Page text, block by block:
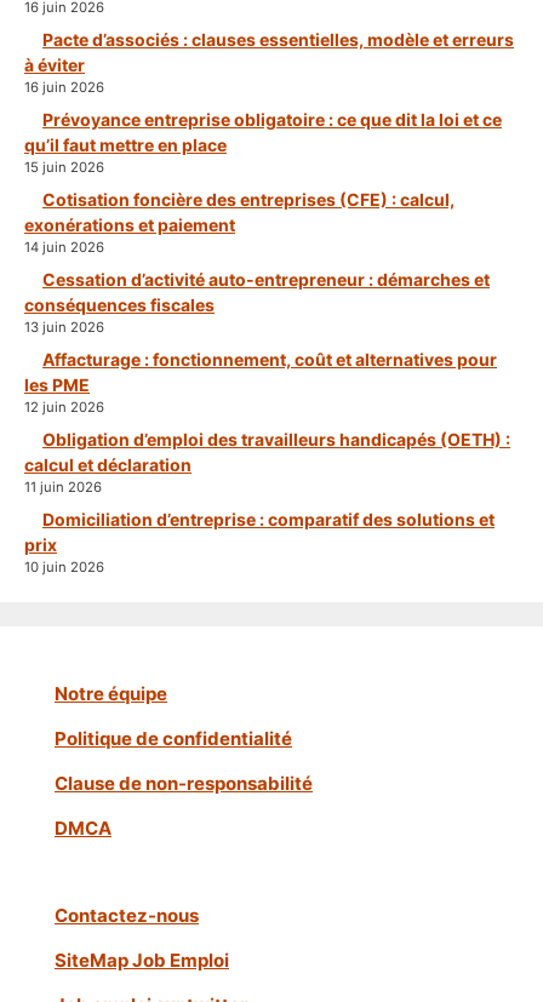
16 juin 2026
Pacte d’associés : clauses essentielles, modèle et erreurs
à éviter
16 juin 2026
Prévoyance entreprise obligatoire : ce que dit la loi et ce
qu’il faut mettre en place
15 juin 2026
Cotisation foncière des entreprises (CFE) : calcul,
exonérations et paiement
14 juin 2026
Cessation d’activité auto-entrepreneur : démarches et
conséquences fiscales
13 juin 2026
Affacturage : fonctionnement, coût et alternatives pour
les PME
12 juin 2026
Obligation d’emploi des travailleurs handicapés (OETH) :
calcul et déclaration
11 juin 2026
Domiciliation d’entreprise : comparatif des solutions et
prix
10 juin 2026
Notre équipe
Politique de confidentialité
Clause de non-responsabilité
DMCA
Contactez-nous
SiteMap Job Emploi